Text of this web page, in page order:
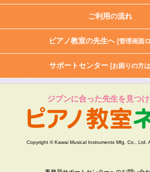
ご利用の流れ
ピアノ教室の先生へ [管理画面
サポートセンター [お困りの方
ジブンに合った先生を見つけ
Copyright © Kawai Musical Instruments Mfg. Co., Ltd.